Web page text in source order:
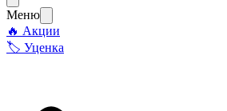
Меню
🔥 Акции
🏷 Уценка